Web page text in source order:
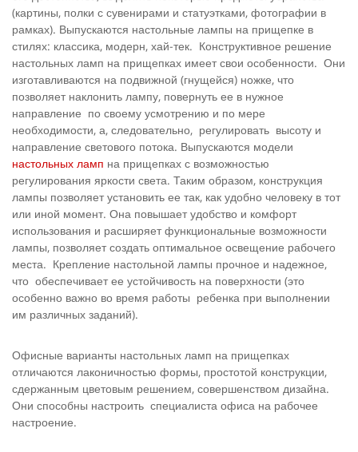
(картины, полки с сувенирами и статуэтками, фотографии в
рамках). Выпускаются настольные лампы на прищепке в
стилях: классика, модерн, хай-тек. Конструктивное решение
настольных ламп на прищепках имеет свои особенности. Они
изготавливаются на подвижной (гнущейся) ножке, что
позволяет наклонить лампу, повернуть ее в нужное
направление по своему усмотрению и по мере
необходимости, а, следовательно, регулировать высоту и
направление светового потока. Выпускаются модели
настольных ламп на прищепках с возможностью
регулирования яркости света. Таким образом, конструкция
лампы позволяет установить ее так, как удобно человеку в тот
или иной момент. Она повышает удобство и комфорт
использования и расширяет функциональные возможности
лампы, позволяет создать оптимальное освещение рабочего
места. Крепление настольной лампы прочное и надежное,
что обеспечивает ее устойчивость на поверхности (это
особенно важно во время работы ребенка при выполнении
им различных заданий).
Офисные варианты настольных ламп на прищепках
отличаются лаконичностью формы, простотой конструкции,
сдержанным цветовым решением, совершенством дизайна.
Они способны настроить специалиста офиса на рабочее
настроение.